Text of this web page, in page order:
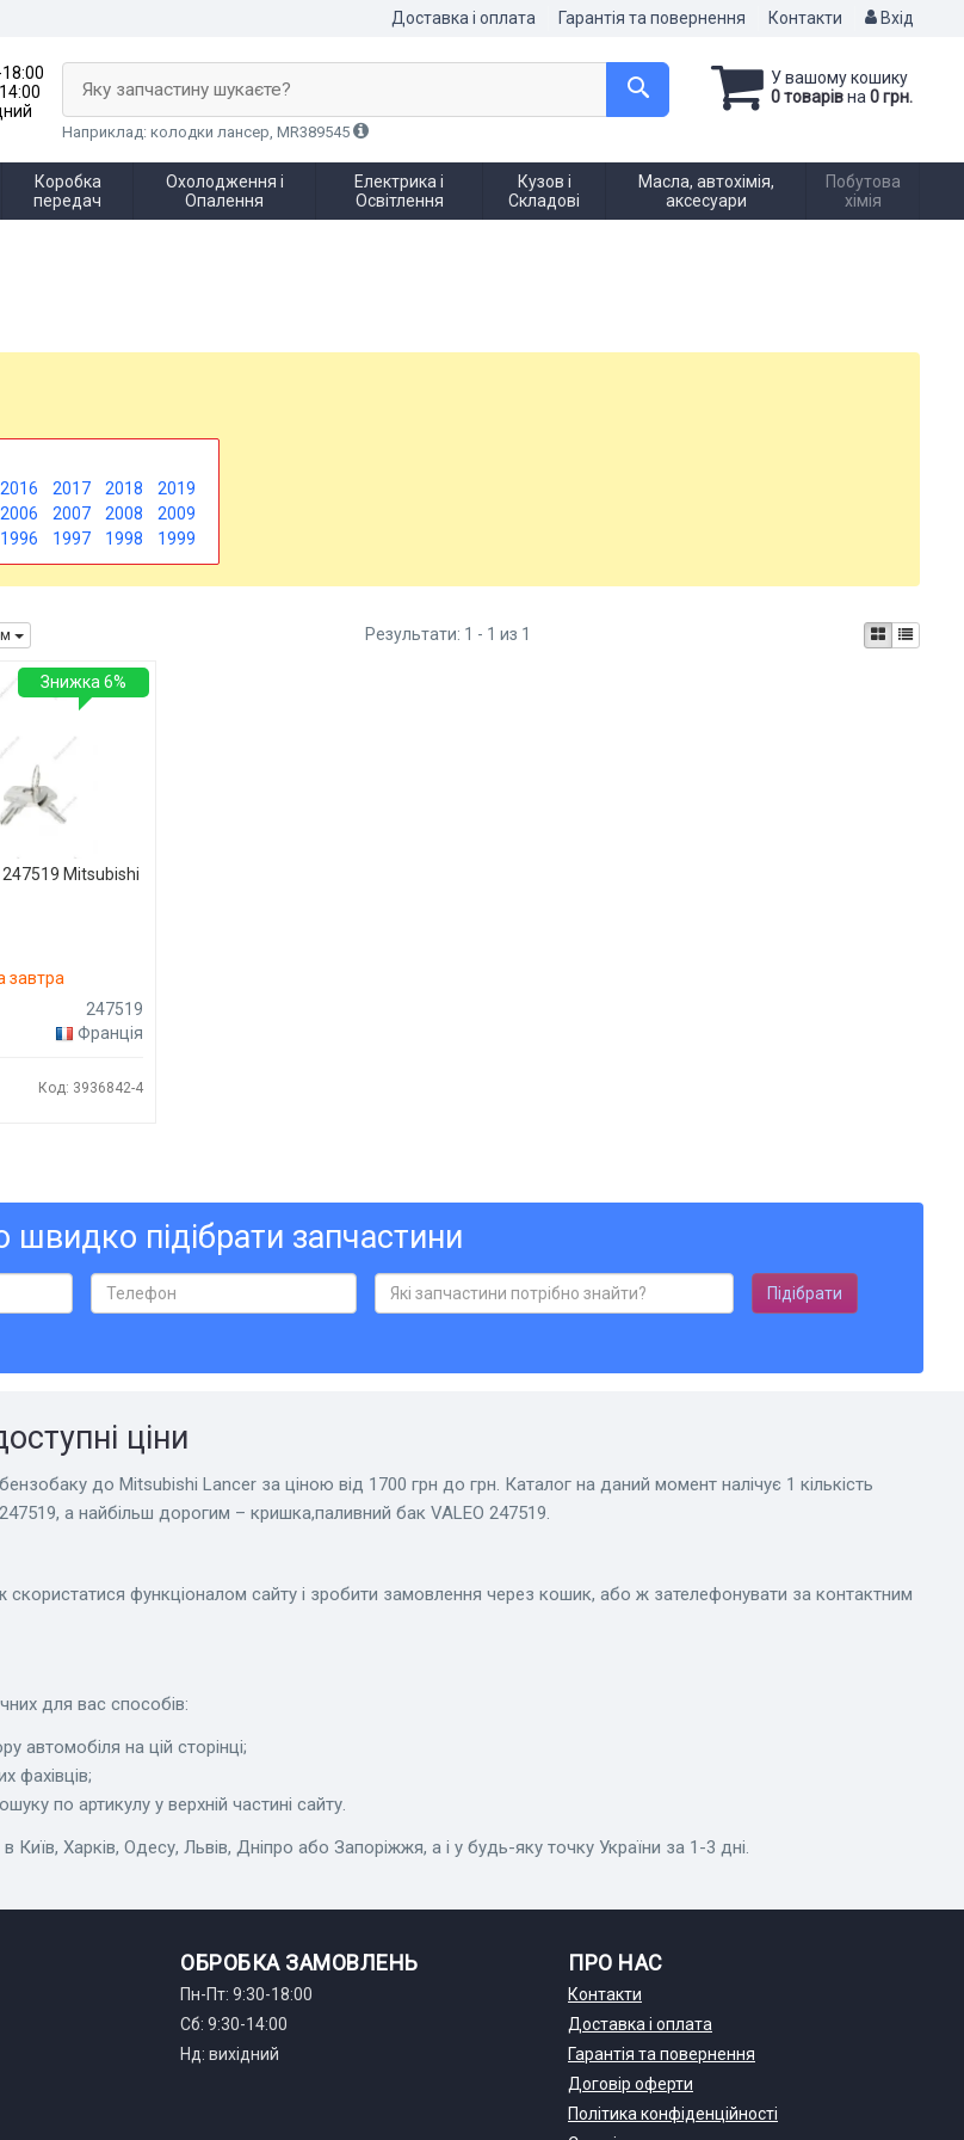
Доставка і оплата Гарантія та повернення Контакти Вхід
У вашому кошику
0 товарівна 0 грн.
Яку запчастину шукаєте?
Наприклад: колодки лансер, MR389545
Коробка
передач
Охолодження і
Опалення
Електрика і
Освітлення
Кузов і
Складові
Масла, автохімія,
аксесуари
Побутова
хімія
2016 2017 2018
2019
2006 2007 2008
2009
1996 1997 1998 1999
Результати: 1 - 1 из 1
Mitsubishi
завтра
247519
Франція
Код: 3936842-4
Знижка 6%
підібрати запчастини
Підібрати
ціни
до Mitsubishi Lancer за ціною від 1700 грн до грн. Каталог на даний момент налічує 1 кількість
а найбільш дорогим – кришка,паливний бак VALEO 247519.
функціоналом сайту і зробити замовлення через кошик, або ж зателефонувати за контактним
для вас способів:
автомобіля на цій сторінці;
фахівців;
по артикулу у верхній частині сайту.
Харків, Одесу, Львів, Дніпро або Запоріжжя, а і у будь-яку точку України за 1-3 дні.
ОБРОБКА ЗАМОВЛЕНЬ
Пн-Пт: 9:30-18:00
Сб: 9:30-14:00
Нд: вихідний
ПРО НАС
Контакти
Доставка і оплата
Гарантія та повернення
Договір оферти
Політика конфіденційності